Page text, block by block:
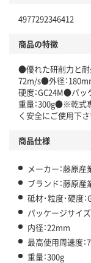
4977292346412
商品の特徴
●優れた研削力と耐
72m/s●外径：
硬度：GC24M●パ
重量：300g●※乾式
く安全にご使用下
商品仕様
メーカー：藤原産
ブランド：藤原産
砥材･粒度･硬度：
パッケージサイ
内径：22mm
最高使用周速度：
重量：300g